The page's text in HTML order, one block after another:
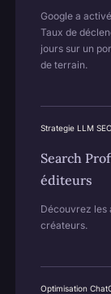
Google a
Taux de
jours sur un
de terrain.
Strategie LLM SEO
Search
éditeurs
Découvrez les
créateurs.
Optimisation